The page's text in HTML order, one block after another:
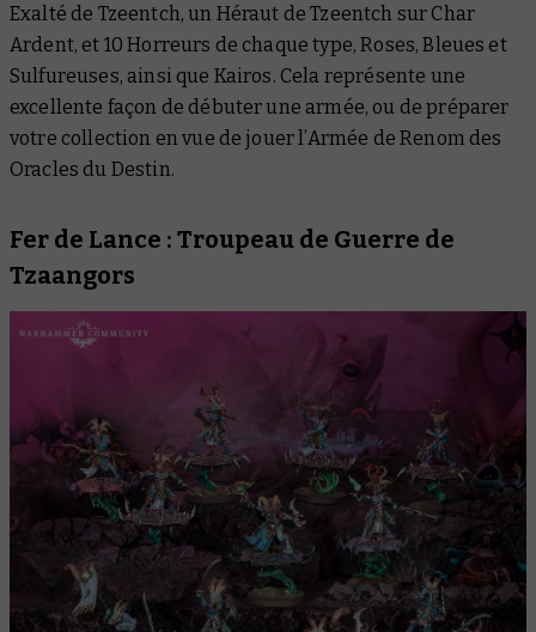
Exalté de Tzeentch, un Héraut de Tzeentch sur Char
Ardent, et 10 Horreurs de chaque type, Roses, Bleues et
Sulfureuses, ainsi que Kairos. Cela représente une
excellente façon de débuter une armée, ou de préparer
votre collection en vue de jouer l’Armée de Renom des
Oracles du Destin.
Fer de Lance : Troupeau de Guerre de
Tzaangors